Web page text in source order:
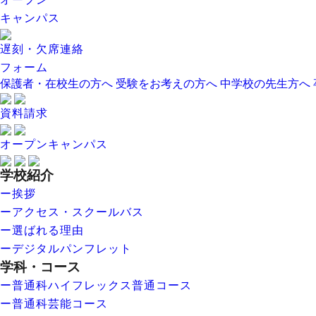
キャンパス
遅刻・欠席連絡
フォーム
保護者・在校生の方へ 受験をお考えの方へ 中学校の先生方へ
資料請求
オープンキャンパス
学校紹介
ー挨拶
ーアクセス・スクールバス
ー選ばれる理由
ーデジタルパンフレット
学科・コース
ー普通科ハイフレックス普通コース
ー普通科芸能コース